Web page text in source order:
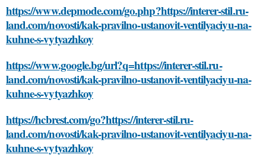
https://www.depmode.com/go.php?https://interer-stil.ru-
land.com/novosti/kak-pravilno-ustanovit-ventilyaciyu-na-
kuhne-s-vytyazhkoy
https://www.google.bg/url?q=https://interer-stil.ru-
land.com/novosti/kak-pravilno-ustanovit-ventilyaciyu-na-
kuhne-s-vytyazhkoy
https://hcbrest.com/go?https://interer-stil.ru-
land.com/novosti/kak-pravilno-ustanovit-ventilyaciyu-na-
kuhne-s-vytyazhkoy